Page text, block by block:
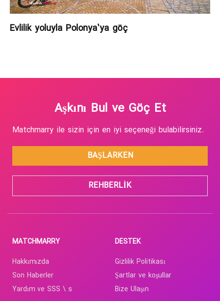
Evlilik yoluyla Polonya’ya göç
Aşkını Bul ve Göç Et
Matchmarry ile sizin için en iyi seçeneği bulabilirsiniz.
BAŞLARKEN
REHBERLIK
MATCHMARRY
Hakkımızda
Son Haberler
Yardım ve SSS \ s
DESTEK
Gizlilik Politikası
Şartlar ve koşullar
Bize Ulaşın